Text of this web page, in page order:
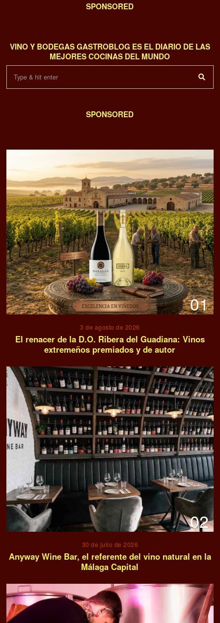
SPONSORED
VINO Y BODEGAS GASTROBLOG ES EL DIARIO DE LAS
MEJORES COCINAS DEL MUNDO
SPONSORED
01
3 de agosto de 2026
El renacer de la D.O. Ribera del Guadiana: Vinos
extremeños premiados y de autor
02
30 de julio de 2026
Anyway Wine Bar, el referente del vino natural en la
Málaga Capital